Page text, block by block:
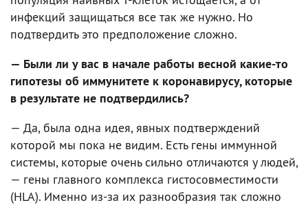
инфекций защищаться все так же нужно. Но
подтвердить это предположение сложно.
— Были ли у вас в начале работы весной какие-то
гипотезы об иммунитете к коронавирусу, которые
в результате не подтвердились?
— Да, была одна идея, явных подтверждений
которой мы пока не видим. Есть гены иммунной
системы, которые очень сильно отличаются у людей,
— гены главного комплекса гистосовместимости
(HLA). Именно из-за их разнообразия так сложно